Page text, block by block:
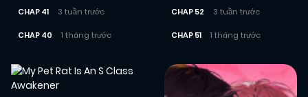
CHAP 41 3 tuần trước
CHAP 40 1 tháng trước
CHAP 52 3 tuần trước
CHAP 51 1 tháng trước